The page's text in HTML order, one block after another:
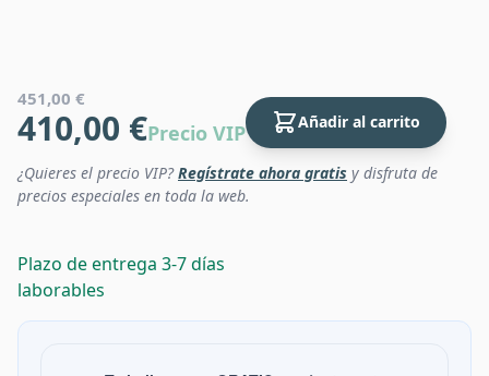
451,00 €
410,00 €Precio VIP Añadir al carrito
¿Quieres el precio VIP?Regístrate ahora gratis y disfruta de
precios especiales en toda la web.
Plazo de entrega 3-7 días
laborables